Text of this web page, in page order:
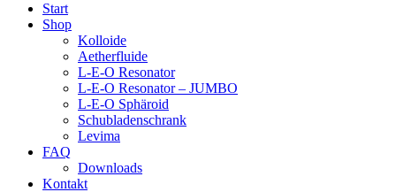
Start
Shop
Kolloide
Aetherfluide
L-E-O Resonator
L-E-O Resonator – JUMBO
L-E-O Sphäroid
Schubladenschrank
Levima
FAQ
Downloads
Kontakt